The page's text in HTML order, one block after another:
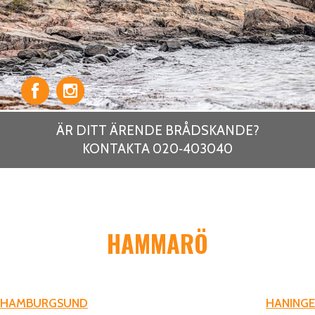
ÄR DITT ÄRENDE BRÅDSKANDE?
KONTAKTA 020‑403040
HAMMARÖ
INLÄGGSNAVIGERING
HAMBURGSUND HANINGE